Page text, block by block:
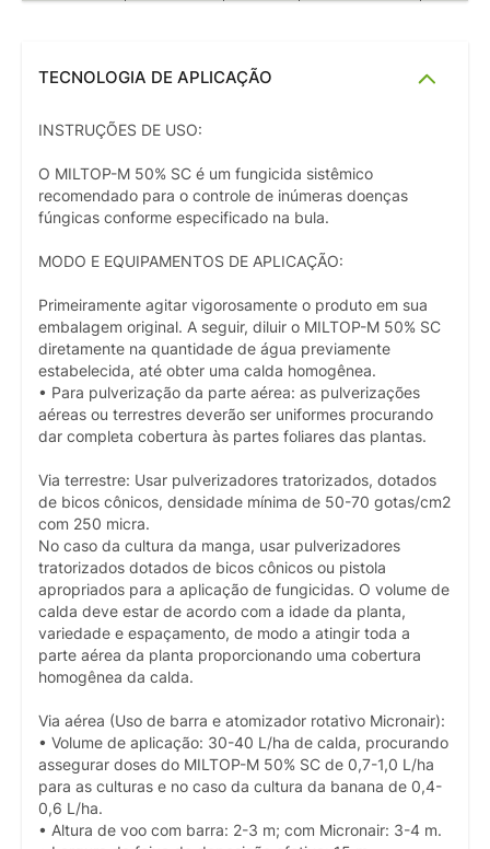
TECNOLOGIA DE APLICAÇÃO
INSTRUÇÕES DE USO:
O MILTOP-M 50% SC é um fungicida sistêmico
recomendado para o controle de inúmeras doenças
fúngicas conforme especificado na bula.
MODO E EQUIPAMENTOS DE APLICAÇÃO:
Primeiramente agitar vigorosamente o produto em sua
embalagem original. A seguir, diluir o MILTOP-M 50% SC
diretamente na quantidade de água previamente
estabelecida, até obter uma calda homogênea.
• Para pulverização da parte aérea: as pulverizações
aéreas ou terrestres deverão ser uniformes procurando
dar completa cobertura às partes foliares das plantas.
Via terrestre: Usar pulverizadores tratorizados, dotados
de bicos cônicos, densidade mínima de 50-70 gotas/cm2
com 250 micra.
No caso da cultura da manga, usar pulverizadores
tratorizados dotados de bicos cônicos ou pistola
apropriados para a aplicação de fungicidas. O volume de
calda deve estar de acordo com a idade da planta,
variedade e espaçamento, de modo a atingir toda a
parte aérea da planta proporcionando uma cobertura
homogênea da calda.
Via aérea (Uso de barra e atomizador rotativo Micronair):
• Volume de aplicação: 30-40 L/ha de calda, procurando
assegurar doses do MILTOP-M 50% SC de 0,7-1,0 L/ha
para as culturas e no caso da cultura da banana de 0,4-
0,6 L/ha.
• Altura de voo com barra: 2-3 m; com Micronair: 3-4 m.